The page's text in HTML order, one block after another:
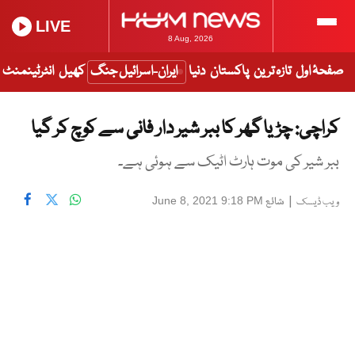
8 Aug, 2026
LIVE
صفحۂ اول تازہ ترین پاکستان دنیا ایران-اسرائیل جنگ کھیل انٹرٹینمنٹ
کراچی: چڑیا گھر کا ببر شیر دار فانی سے کوچ کر گیا
ببر شیر کی موت ہارٹ اٹیک سے ہوئی ہے۔
ویب ڈیسک | شائع June 8, 2021 9:18 PM